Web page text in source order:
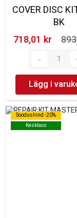
COVER DISC
BK
718,01 kr‎
Lägg i
Soodushind -20%
Kesklaos
Soodushind -20%
Kesklaos